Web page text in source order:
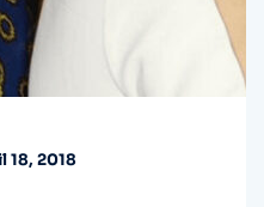
18, 2018